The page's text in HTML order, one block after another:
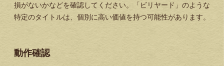
損がないかなどを確認してください。「ビリヤード」のような
特定のタイトルは、個別に高い価値を持つ可能性があります。
動作確認